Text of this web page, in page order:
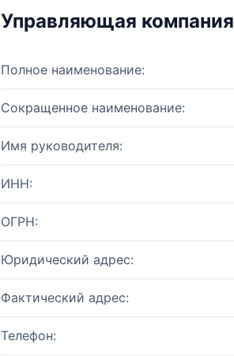
Управляющая компания
Полное наименование:
Сокращенное наименование:
Имя руководителя:
ИНН:
ОГРН:
Юридический адрес:
Фактический адрес:
Телефон: